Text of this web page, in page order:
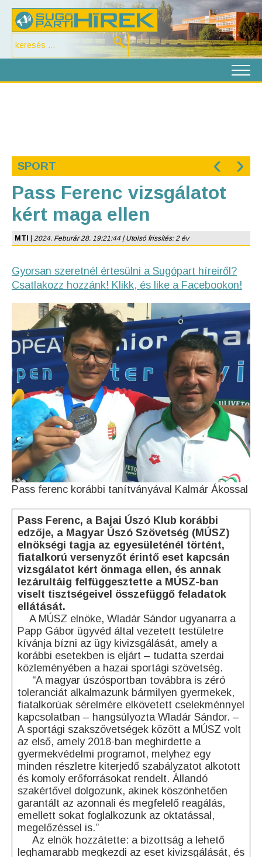
SPORT ‹ ›
Pass Ferenc vizsgálatot
kért maga ellen
MTI 2024. Feburár 28. 19:21:44 | Utolsó frissítés: 2 év
Gyorsan szeretnél értesülni a Sugópart híreiről?
Csatlakozz hozzánk! Klikk, és like a Facebookon!
Pass ferenc korábbi tanítványával Kalmár Ákossal
Pass Ferenc, a Bajai Úszó Klub korábbi
edzője, a Magyar Úszó Szövetség (MÚSZ)
elnökségi tagja az egyesületénél történt,
fiatalkorú versenyzőt érintő eset kapcsán
vizsgálatot kért önmaga ellen, és annak
lezárultáig felfüggesztette a MÚSZ-ban
viselt tisztségeivel összefüggő feladatok
ellátását.
A MÚSZ elnöke, Wladár Sándor ugyanarra a
Papp Gábor ügyvéd által vezetett testületre
kívánja bízni az ügy kivizsgálását, amely a
korábbi esetekben is eljárt – tudatta szerdai
közleményében a hazai sportági szövetség.
“A magyar úszósportban továbbra is zéró
toleranciát alkalmazunk bármilyen gyermekek,
fiatalkorúak sérelmére elkövetett cselekménnyel
kapcsolatban – hangsúlyozta Wladár Sándor. –
A sportági szakszövetségek között a MÚSZ volt
az első, amely 2018-ban meghirdette a
gyermekvédelmi programot, melyhez egy
minden részletre kiterjedő szabályzatot alkotott
és komoly erőforrásokat rendelt. Állandó
szakértővel dolgozunk, akinek köszönhetően
garantált az azonnali és megfelelő reagálás,
emellett sokat foglalkozunk az oktatással,
megelőzéssel is.”
Az elnök hozzátette: a bizottság a lehető
leghamarabb megkezdi az eset kivizsgálását, és